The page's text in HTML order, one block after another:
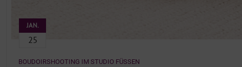
JAN.
25
BOUDOIRSHOOTING IM STUDIO FÜSSEN